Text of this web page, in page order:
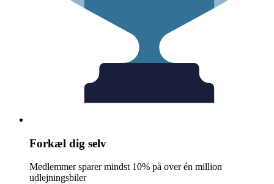
Forkæl dig selv
Medlemmer sparer mindst 10% på over én million
udlejningsbiler